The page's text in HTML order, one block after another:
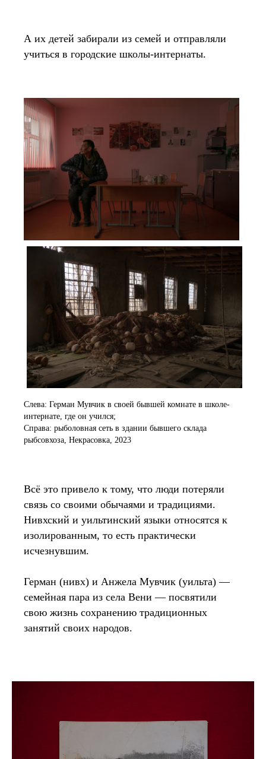
А их детей забирали из семей и отправляли
учиться в городские школы-интернаты.
Слева: Герман Мувчик в своей бывшей комнате в школе-
интернате, где он учился;
Справа: рыболовная сеть в здании бывшего склада
рыбсовхоза, Некрасовка, 2023
Всё это привело к тому, что люди потеряли
связь со своими обычаями и традициями.
Нивхский и уильтинский языки относятся к
изолированным, то есть практически
исчезнувшим.
Герман (нивх) и Анжела Мувчик (уильта) —
семейная пара из села Вени — посвятили
свою жизнь сохранению традиционных
занятий своих народов.